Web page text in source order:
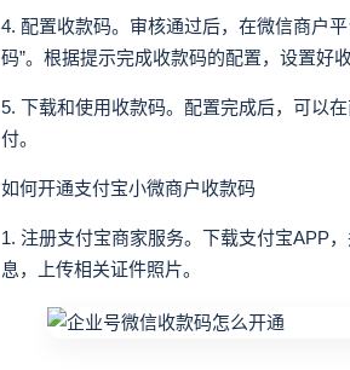
4. 配置收款码。审核通过后，在微信商户
码”。根据提示完成收款码的配置，设置好
5. 下载和使用收款码。配置完成后，可以
付。
如何开通支付宝小微商户收款码
1. 注册支付宝商家服务。下载支付宝APP
息，上传相关证件照片。